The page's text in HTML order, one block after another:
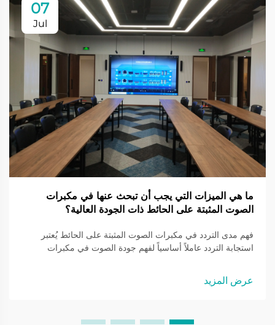
07
Jul
ما هي الميزات التي يجب أن تبحث عنها في مكبرات
الصوت المثبتة على الحائط ذات الجودة العالية؟
فهم مدى التردد في مكبرات الصوت المثبتة على الحائط يُعتبر
استجابة التردد عاملاً أساسياً لفهم جودة الصوت في مكبرات
عرض المزيد